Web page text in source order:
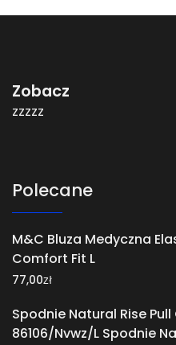
Zobacz
zzzzz
Polecane
M&C Bluza Medyczna
Comfort Fit L
77,00zł
Spodnie Natural Rise Pull
86106/Nvwz/L Spodnie